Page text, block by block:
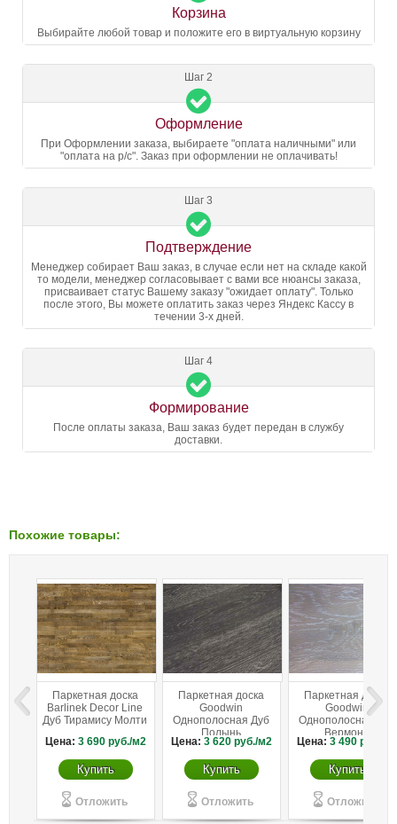
Корзина
Выбирайте любой товар и положите его в виртуальную корзину
Шаг 2
Оформление
При Оформлении заказа, выбираете "оплата наличными" или
"оплата на р/с". Заказ при оформлении не оплачивать!
Шаг 3
Подтверждение
Менеджер собирает Ваш заказ, в случае если нет на складе какой
то модели, менеджер согласовывает с вами все нюансы заказа,
присваивает статус Вашему заказу "ожидает оплату". Только
после этого, Вы можете оплатить заказ через Яндекс Кассу в
течении 3-х дней.
Шаг 4
Формирование
После оплаты заказа, Ваш заказ будет передан в службу
доставки.
Похожие товары:
Паркетная доска
Barlinek Decor Line
Дуб Тирамису Молти
Цена: 3 690 руб./м2
Купить
Отложить
Паркетная доска
Goodwin
Однополосная Дуб
Полынь
брашированный
Цена: 3 620 руб./м2
Купить
Отложить
Паркетная доска
Goodwin
Однополосная Дуб
Вермонт
брашированный
Цена: 3 490 руб./м2
Купить
Отложить